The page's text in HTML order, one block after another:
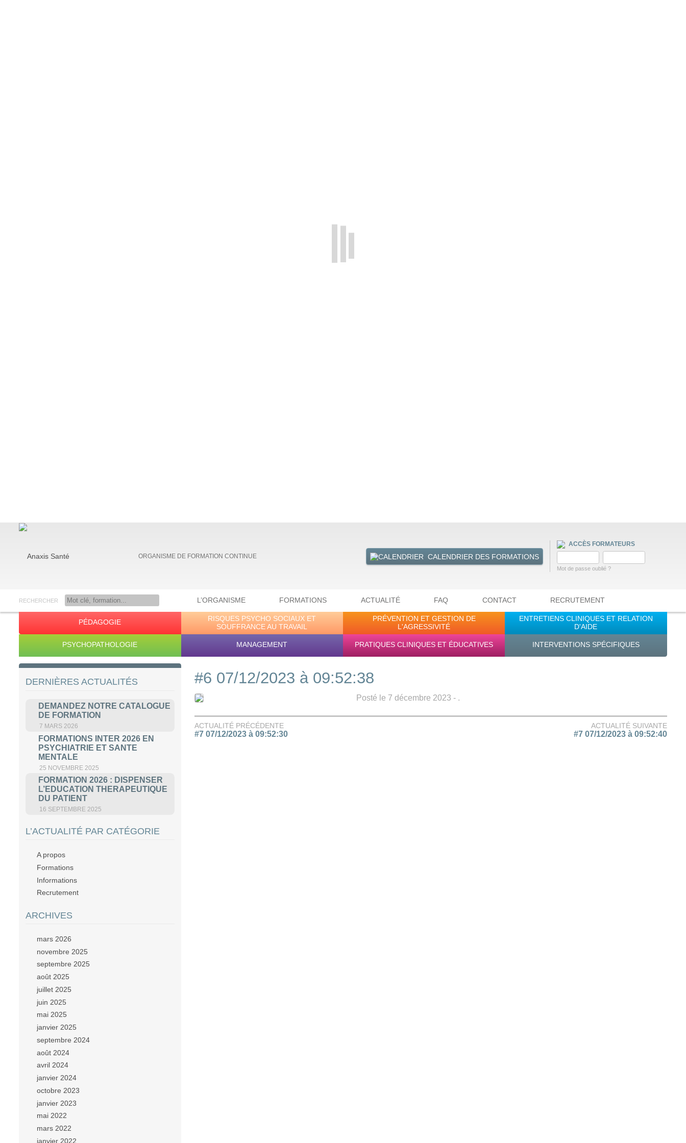
ORGANISME DE FORMATION CONTINUE CALENDRIER DES FORMATIONS
ACCÈS FORMATEURS
Mot de passe oublié ?
RECHERCHER L’ORGANISME FORMATIONS ACTUALITÉ FAQ CONTACT RECRUTEMENT
PÉDAGOGIE
RISQUES PSYCHO SOCIAUX ET
SOUFFRANCE AU TRAVAIL
PRÉVENTION ET GESTION DE
L'AGRESSIVITÉ
ENTRETIENS CLINIQUES ET RELATION
D'AIDE
PSYCHOPATHOLOGIE MANAGEMENT PRATIQUES CLINIQUES ET ÉDUCATIVES INTERVENTIONS SPÉCIFIQUES
#6 07/12/2023 à 09:52:38
Posté le 7 décembre 2023 - .
ACTUALITÉ PRÉCÉDENTE
#7 07/12/2023 à 09:52:30
ACTUALITÉ SUIVANTE
#7 07/12/2023 à 09:52:40
DERNIÈRES ACTUALITÉS
DEMANDEZ NOTRE CATALOGUE
DE FORMATION
7 MARS 2026
FORMATIONS INTER 2026 EN
PSYCHIATRIE ET SANTE
MENTALE
25 NOVEMBRE 2025
FORMATION 2026 : DISPENSER
L’EDUCATION THERAPEUTIQUE
DU PATIENT
16 SEPTEMBRE 2025
L’ACTUALITÉ PAR CATÉGORIE
A propos
Formations
Informations
Recrutement
ARCHIVES
mars 2026
novembre 2025
septembre 2025
août 2025
juillet 2025
juin 2025
mai 2025
janvier 2025
septembre 2024
août 2024
avril 2024
janvier 2024
octobre 2023
janvier 2023
mai 2022
mars 2022
janvier 2022